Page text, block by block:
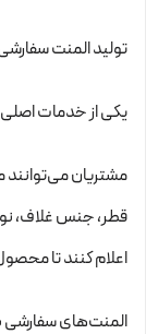
تولید المنت
یکی از خدمات
مشتریان
قطر، جنس غلاف،
اعلام کنند تا
المنت‌های سفارشی